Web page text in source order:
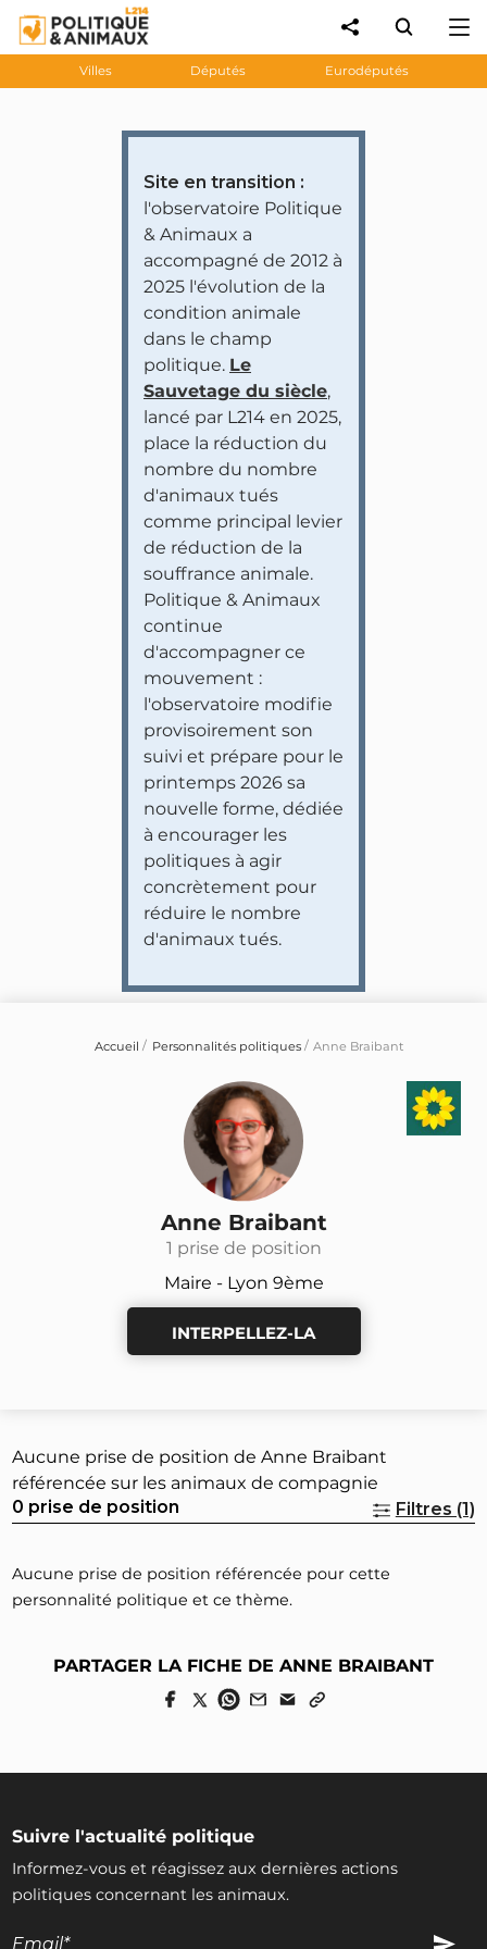
Villes Députés Eurodéputés
Site en transition :
l'observatoire Politique
& Animaux a
accompagné de 2012 à
2025 l'évolution de la
condition animale
dans le champ
politique. Le
Sauvetage du siècle,
lancé par L214 en 2025,
place la réduction du
nombre du nombre
d'animaux tués
comme principal levier
de réduction de la
souffrance animale.
Politique & Animaux
continue
d'accompagner ce
mouvement :
l'observatoire modifie
provisoirement son
suivi et prépare pour le
printemps 2026 sa
nouvelle forme, dédiée
à encourager les
politiques à agir
concrètement pour
réduire le nombre
d'animaux tués.
Accueil Personnalités politiques Anne Braibant
Anne Braibant
1 prise de position
Maire - Lyon 9ème
INTERPELLEZ-LA
Aucune prise de position de Anne Braibant
référencée sur les animaux de compagnie
0 prise de position
Filtres (1)
Aucune prise de position référencée pour cette
personnalité politique et ce thème.
PARTAGER LA FICHE DE ANNE BRAIBANT
Suivre l'actualité politique
Informez-vous et réagissez aux dernières actions
politiques concernant les animaux.